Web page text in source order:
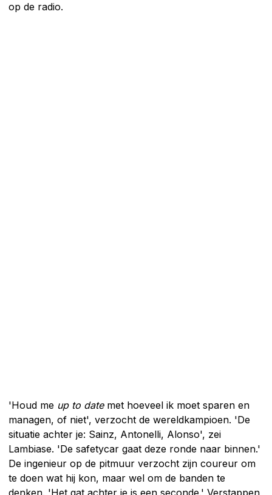
op de radio.
'Houd me up to datemet hoeveel ik moet sparen en
managen, of niet', verzocht de wereldkampioen. 'De
situatie achter je: Sainz, Antonelli, Alonso', zei
Lambiase. 'De safetycar gaat deze ronde naar binnen.'
De ingenieur op de pitmuur verzocht zijn coureur om
te doen wat hij kon, maar wel om de banden te